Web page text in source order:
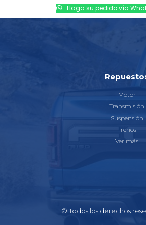
Haga su pedido vía
Motor
Transmisión
Suspensión
Frenos
Ver más
© Todos los derechos